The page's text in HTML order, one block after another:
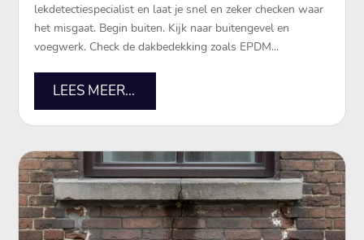
lekdetectiespecialist en laat je snel en zeker checken waar
het misgaat.​ Begin buiten.​ Kijk naar buitengevel en
voegwerk.​ Check de dakbedekking zoals EPDM...
LEES MEER...